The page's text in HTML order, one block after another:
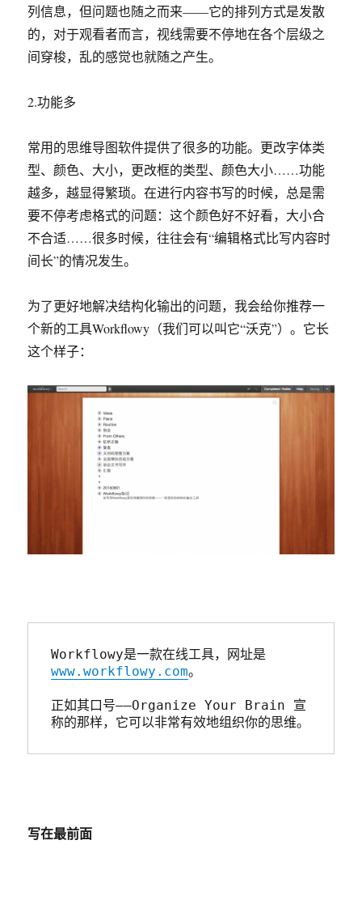
列信息，但问题也随之而来——它的排列方式是发散
的，对于观看者而言，视线需要不停地在各个层级之
间穿梭，乱的感觉也就随之产生。
2.功能多
常用的思维导图软件提供了很多的功能。更改字体类
型、颜色、大小，更改框的类型、颜色大小……功能
越多，越显得繁琐。在进行内容书写的时候，总是需
要不停考虑格式的问题：这个颜色好不好看，大小合
不合适……很多时候，往往会有“编辑格式比写内容时
间长”的情况发生。
为了更好地解决结构化输出的问题，我会给你推荐一
个新的工具Workflowy（我们可以叫它“沃克”）。它长
这个样子：
Workflowy是一款在线工具，网址是
www.workflowy.com。
正如其口号——Organize Your Brain 宣
称的那样，它可以非常有效地组织你的思维。
写在最前面